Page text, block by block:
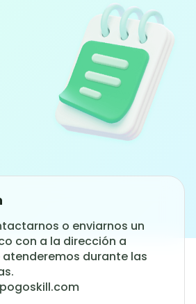
o enviarnos un
con a la dirección a
atenderemos durante las